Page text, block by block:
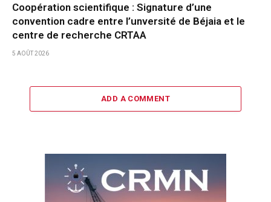
Coopération scientifique : Signature d’une
convention cadre entre l’unversité de Béjaia et le
centre de recherche CRTAA
5 AOÛT 2026
ADD A COMMENT